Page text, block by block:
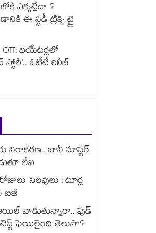
ఎక్కట్లేదా ?
ఈ స్టడీ ట్రిక్స్ ట్రై
OTT: థియేటర్లలో
స్టోరీ’.. ఓటీటీ రిలీజ్
నిరాకరణ.. జానీ మాస్టర్
లేఖ
సెలవులు : టూర్ల
బిజీ
వాడుతున్నారా.. ఫుడ్
టెస్ట్ ఫెయిలైంది తెలుసా?